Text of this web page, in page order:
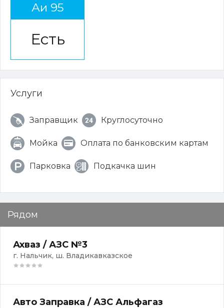
Аи 95
Есть
Услуги
Заправщик Круглосуточно
Мойка Оплата по банковским картам
Парковка Подкачка шин
Рядом
Ахваз / АЗС №3
г. Нальчик, ш. Владикавказское
Авто Заправка / АЗС Альфагаз